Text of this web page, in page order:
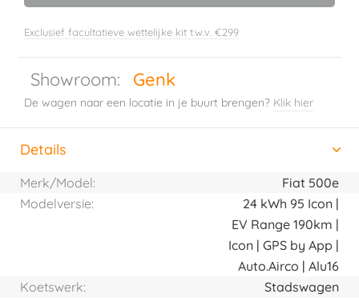
Exclusief facultatieve wettelijke kit t.w.v. €299
Showroom: Genk
De wagen naar een locatie in je buurt brengen? Klik hier
Horizontal tab group
Details
Merk/Model:
Fiat 500e
Modelversie:
24 kWh 95 Icon |
EV Range 190km |
Icon | GPS by App |
Auto.Airco | Alu16
Koetswerk:
Stadswagen